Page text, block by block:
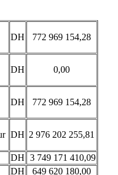
DH 772 969 154,28
DH 0,00
DH 772 969 154,28
DH 2 976 202 255,81
DH 3 749 171 410,09
DH
649 620 180,00